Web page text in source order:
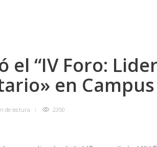
el “IV Foro:
en
de lectura 2350